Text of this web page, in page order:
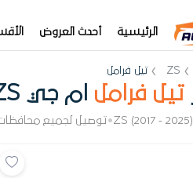
الرئيسية أحدث العروض
ZS تيل فرامل
تيل فرامل ام جي ZS
ZS (2017 - 2025)
•توصيل لجميع